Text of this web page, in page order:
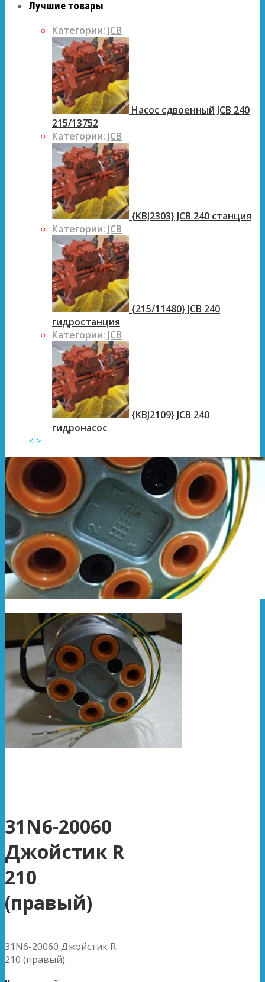
Лучшие товары
Категории: JCB
Насос сдвоенный JCB 240
215/13752
Категории: JCB
{KBJ2303} JCB 240 станция
Категории: JCB
{215/11480} JCB 240
гидростанция
Категории: JCB
{KBJ2109} JCB 240
гидронасос
< >
31N6-20060
Джойстик R
210
(правый)
31N6-20060 Джойстик R
210 (правый).